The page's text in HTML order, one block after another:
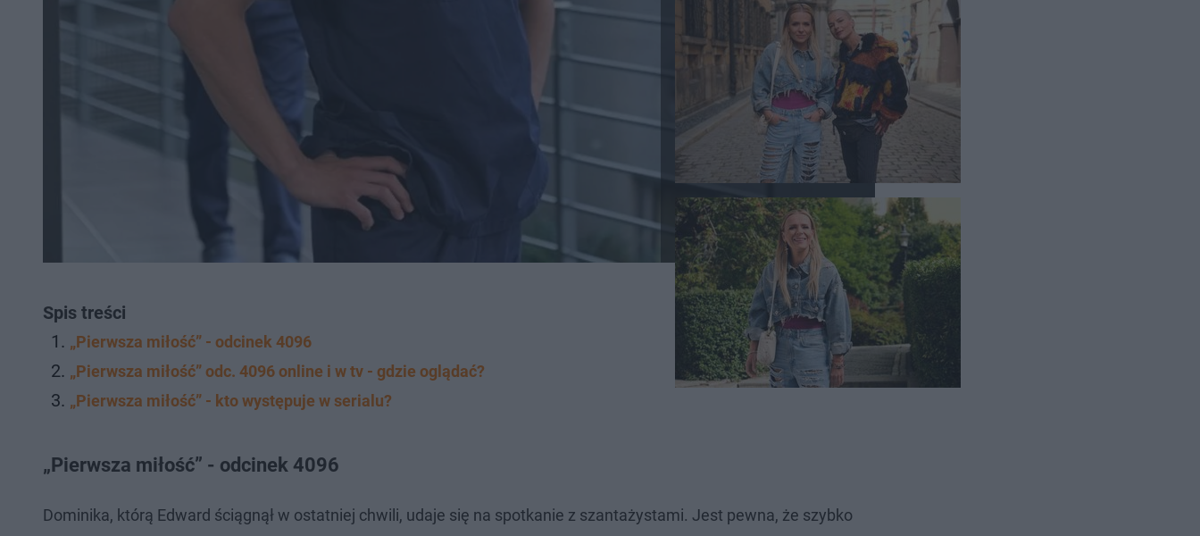
Spis treści
„Pierwsza miłość” - odcinek 4096
„Pierwsza miłość” odc. 4096 online i w tv - gdzie oglądać?
„Pierwsza miłość” - kto występuje w serialu?
„Pierwsza miłość” - odcinek 4096
Dominika, którą Edward ściągnął w ostatniej chwili, udaje się na spotkanie z szantażystami. Jest pewna, że szybko